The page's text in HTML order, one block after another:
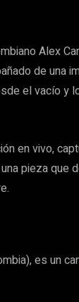
Alex
de una
el vacío y
en vivo,
pieza que
es un